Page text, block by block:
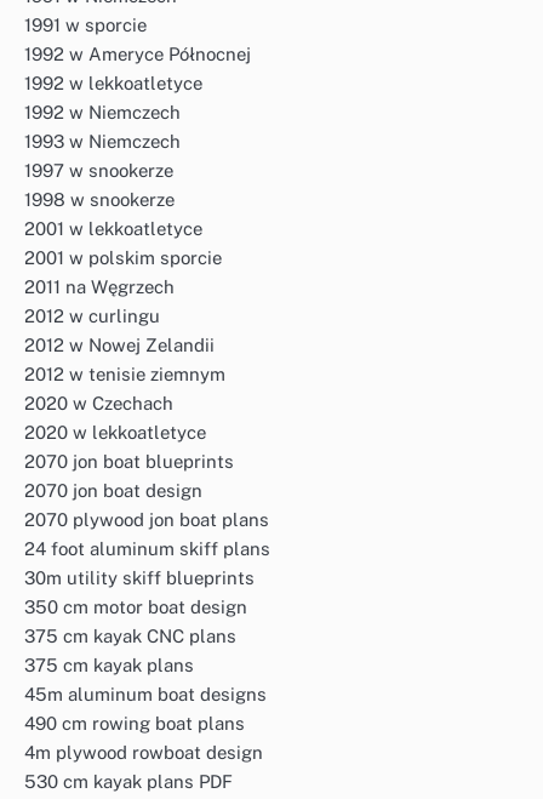
1991 w sporcie
1992 w Ameryce Północnej
1992 w lekkoatletyce
1992 w Niemczech
1993 w Niemczech
1997 w snookerze
1998 w snookerze
2001 w lekkoatletyce
2001 w polskim sporcie
2011 na Węgrzech
2012 w curlingu
2012 w Nowej Zelandii
2012 w tenisie ziemnym
2020 w Czechach
2020 w lekkoatletyce
2070 jon boat blueprints
2070 jon boat design
2070 plywood jon boat plans
24 foot aluminum skiff plans
30m utility skiff blueprints
350 cm motor boat design
375 cm kayak CNC plans
375 cm kayak plans
45m aluminum boat designs
490 cm rowing boat plans
4m plywood rowboat design
530 cm kayak plans PDF